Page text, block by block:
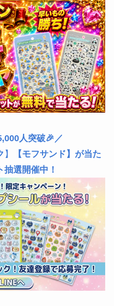
人突破🎉／
】
【モフサンド】が当た
抽選開催中！